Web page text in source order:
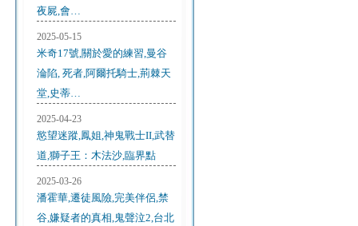
夜屍,會…
2025-05-15
米奇17號,關於愛的練習,曼谷
淪陷, 死者,阿爾托騎士,荊棘天
堂,史蒂…
2025-04-23
慾望迷蹤,鳳姐,神鬼戰士II,武替
道,獅子王：木法沙,臨界點
2025-03-26
潘霍華,遷徒風險,完美伴侶,禁
谷,嫌疑者的真相,鬼聲泣2,台北